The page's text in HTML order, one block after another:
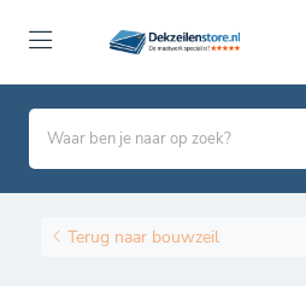
Terug naar bouwzeil